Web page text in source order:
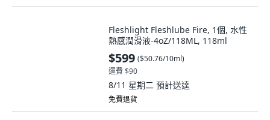
Fleshlight Fleshlube Fire, 1個, 水性
熱感潤滑液-4oZ/118ML, 118ml
$599 ($50.76/10ml)
運費 $90
8/11 星期二 預計送達
免費退貨